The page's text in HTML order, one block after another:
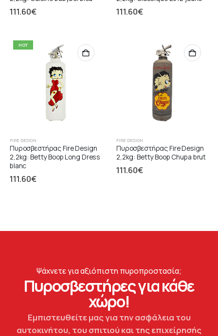
111.60€ 111.60€
HOT
FIRE DESIGN
Πυροσβεστήρας Fire Design
2,2kg: Betty Boop Long Dress
blanc
111.60€
FIRE DESIGN
Πυροσβεστήρας Fire Design
2,2kg: Betty Boop Chupa brut
111.60€
Ψάχνετε για αξιόπιστη πυροπροστασία;
Πυροσβεστήρες για κάθε
χώρο!
Εμπιστευθείτε μας για την ασφάλεια του
αυτοκινήτου, του σπιτιού και της επιχείρησής